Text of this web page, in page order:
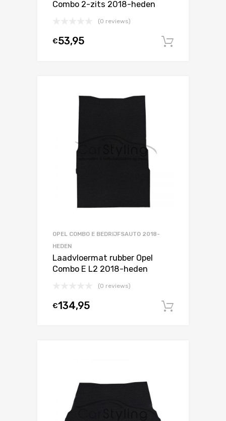
Combo 2-zits 2018-heden
(0 reviews)
€53,95
OPEL COMBO E BEDRIJFSAUTO 2018-
HEDEN
Laadvloermat rubber Opel
Combo E L2 2018-heden
(0 reviews)
€134,95